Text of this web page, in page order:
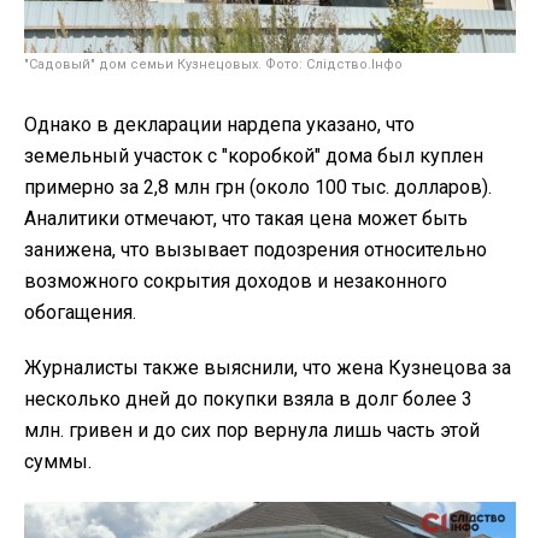
"Садовый" дом семьи Кузнецовых. Фото: Слідство.Інфо
Однако в декларации нардепа указано, что
земельный участок с "коробкой" дома был куплен
примерно за 2,8 млн грн (около 100 тыс. долларов).
Аналитики отмечают, что такая цена может быть
занижена, что вызывает подозрения относительно
возможного сокрытия доходов и незаконного
обогащения.
Журналисты также выяснили, что жена Кузнецова за
несколько дней до покупки взяла в долг более 3
млн. гривен и до сих пор вернула лишь часть этой
суммы.